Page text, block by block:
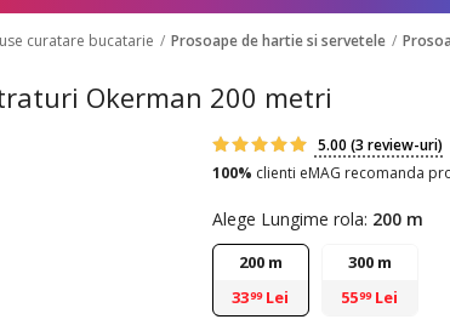
curatare bucatarie Prosoape de hartie si servetele
Okerman 200 metri
5.00 (3 review-uri)
100% clienti eMAG recomanda
Alege Lungime rola: 200 m
200 m
3399 Lei
300 m
5599 Lei